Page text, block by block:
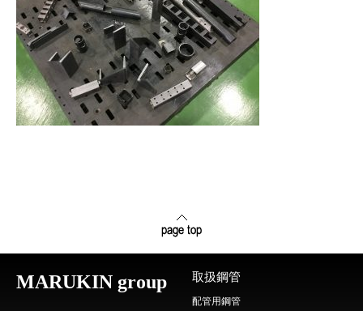
MARUKIN group 取扱鋼管
配管用鋼管